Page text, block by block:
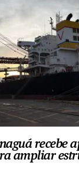
recebe
ampliar